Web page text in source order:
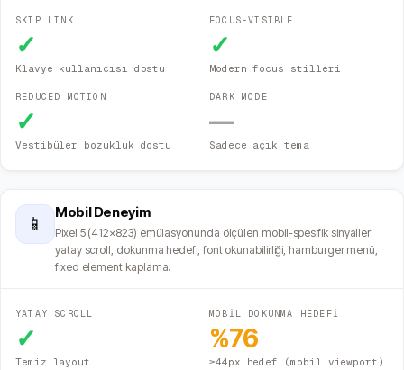
SKIP LINK
✓
Klavye kullanıcısı dostu
FOCUS-VISIBLE
✓
Modern focus stilleri
REDUCED MOTION
✓
Vestibüler bozukluk dostu
DARK MODE
—
Sadece açık tema
📱
Mobil Deneyim
Pixel 5 (412×823) emülasyonunda ölçülen mobil-spesifik sinyaller:
yatay scroll, dokunma hedefi, font okunabilirliği, hamburger menü,
fixed element kaplama.
YATAY SCROLL
✓
Temiz layout
MOBİL DOKUNMA HEDEFİ
%76
≥44px hedef (mobil viewport)